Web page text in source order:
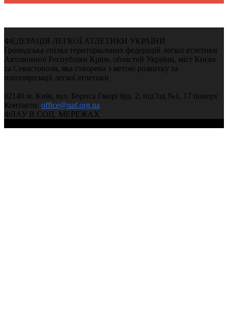
ФЕДЕРАЦІЯ ЛЕГКОЇ АТЛЕТИКИ УКРАЇНИ
Громадська спілка територіальних федерацій легкої атлетики
Автономної Республіки Крим, областей України, міст Києва
та Севастополя, яка створена з метою розвитку та
популяризації легкої атлетики
02140 м. Київ, вул. Бориса Гмирі буд. 2, під’їзд №1, 17 поверх
Контакти: office@uaf.org.ua
ФЛАУ В СОЦ. МЕРЕЖАХ